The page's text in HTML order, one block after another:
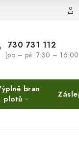
730 731 112
(po – pá: 7:30 –
bran
plotů